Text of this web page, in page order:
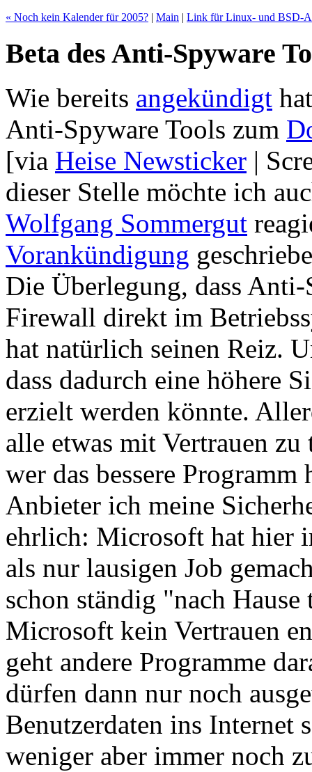
« Noch kein Kalender für 2005? | Main | Link für Linux- und BSD-
Beta des Anti-Spyware
Wie bereits angekündigt
Anti-Spyware Tools zum
[via Heise Newsticker |
dieser Stelle möchte ich
Wolfgang Sommergut
Vorankündigung
Die Überlegung, dass
Firewall direkt im
hat natürlich seinen Reiz.
dass dadurch eine höhere
erzielt werden könnte.
alle etwas mit Vertrauen
wer das bessere
Anbieter ich meine
ehrlich: Microsoft hat hier
als nur lausigen Job
schon ständig "nach
Microsoft kein Vertrauen
geht andere Programme
dürfen dann nur noch
Benutzerdaten ins Internet
weniger aber immer noch